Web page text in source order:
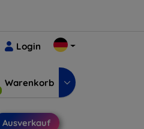
Login
Warenkorb
Ausverkauf